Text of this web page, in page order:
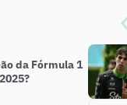
da Fórmula 1